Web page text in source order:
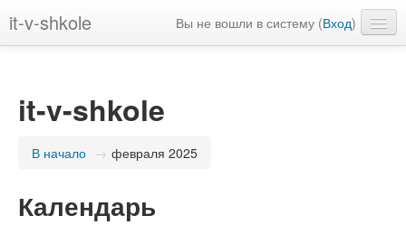
it-v-shkole Вы не вошли в систему (Вход)
it-v-shkole
В начало → февраля 2025
Календарь